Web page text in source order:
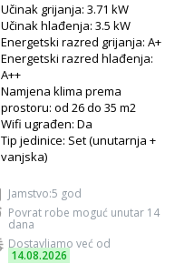
Učinak grijanja: 3.71 kW
Učinak hlađenja: 3.5 kW
Energetski razred grijanja: A+
Energetski razred hlađenja:
A++
Namjena klima prema
prostoru: od 26 do 35 m2
Wifi ugrađen: Da
Tip jedinice: Set (unutarnja +
vanjska)
Jamstvo:5 god
Povrat robe moguć unutar 14
dana
Dostavljamo već od
14.08.2026